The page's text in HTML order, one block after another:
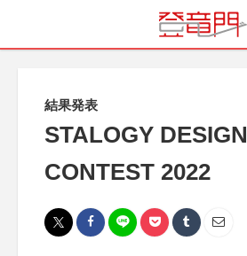
結果発表
STALOGY DESIGN
CONTEST 2022